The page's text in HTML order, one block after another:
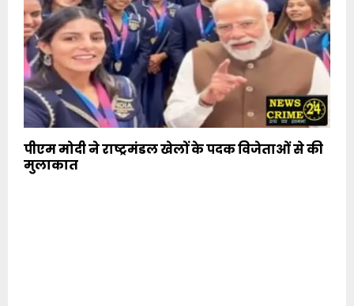
पीएम मोदी ने राष्ट्रमंडल खेलों के पदक विजेताओं से की
मुलाकात